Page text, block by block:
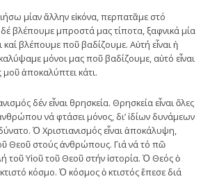
μίαν ἄλλην εἰκόνα, περπατᾶμε στό
δέ βλέπουμε μπροστά μας τίποτα, ξαφνικά μία
βλέπουμε ποῦ βαδίζουμε. Αὐτή εἶναι ἡ
μόνοι μας ποῦ βαδίζουμε, αὐτό εἶναι
ἀποκαλύπτει κάτι.
δέν εἶναι θρησκεία. Θρησκεία εἶναι ὅλες
νά φτάσει μόνος, δι’ ἰδίων δυνάμεων
Ὁ Χριστιανισμός εἶναι ἀποκάλυψη,
Θεοῦ στούς ἀνθρώπους. Γιά νά τό πῶ
τοῦ Υἱοῦ τοῦ Θεοῦ στήν ἱστορία. Ὁ Θεός ὁ
κόσμο. Ὁ κόσμος ὁ κτιστός ἔπεσε διά